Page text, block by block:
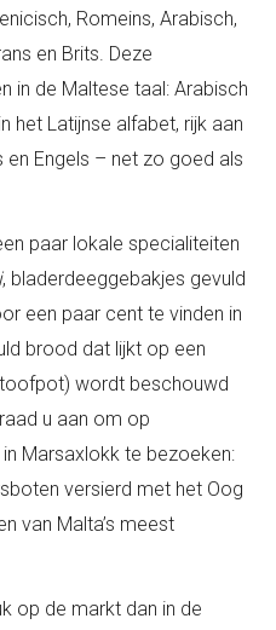
Romeins, Arabisch,
en Brits. Deze
in de Maltese taal: Arabisch
het Latijnse alfabet, rijk aan
Engels – net zo goed als
paar lokale specialiteiten
, bladerdeeggebakjes gevuld
een paar cent te vinden in
brood dat lijkt op een
wordt beschouwd
u aan om op
Marsaxlokk te bezoeken:
versierd met het Oog
van Malta’s meest
op de markt dan in de